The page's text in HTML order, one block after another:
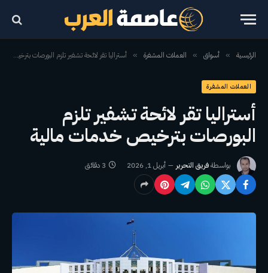
الرئيسية » أسواق » العملات المشفرة » أستراليا تقر لائحة تشفير تلزم البورصات بترخيص خدمات مالية
العملات المشفرة
أستراليا تقر لائحة تشفير تلزم
البورصات بترخيص خدمات مالية
بواسطةفريق التحرير أبريل 1, 2026 3 دقائق